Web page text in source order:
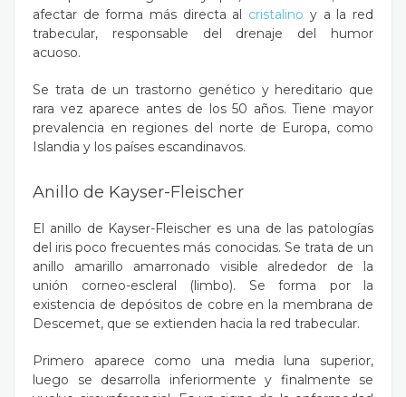
afectar de forma más directa al cristalino y a la red
trabecular, responsable del drenaje del humor
acuoso.
Se trata de un trastorno genético y hereditario que
rara vez aparece antes de los 50 años. Tiene mayor
prevalencia en regiones del norte de Europa, como
Islandia y los países escandinavos.
Anillo de Kayser-Fleischer
El anillo de Kayser-Fleischer es una de las patologías
del iris poco frecuentes más conocidas. Se trata de un
anillo amarillo amarronado visible alrededor de la
unión corneo-escleral (limbo). Se forma por la
existencia de depósitos de cobre en la membrana de
Descemet, que se extienden hacia la red trabecular.
Primero aparece como una media luna superior,
luego se desarrolla inferiormente y finalmente se